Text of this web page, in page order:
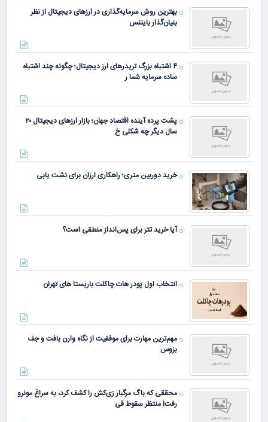
بهترین روش سرمایه‌گذاری در ارزهای دیجیتال از نظر
بنیان‌گذار بایننس
۴ اشتباه بزرگ تریدرهای ارز دیجیتال؛ چگونه چند اشتباه
ساده سرمایه شما ر
پشت پرده آینده اقتصاد جهان؛ بازار ارزهای دیجیتال ۲۰
سال دیگر چه شکلی خ
خرید دوربین متری؛ راهکاری ارزان برای نشت یابی
آیا خرید تتر برای پس‌انداز منطقی است؟
انتخاب اول پودر هات چاکلت باریستا های تهران
مهم‌ترین مهارت برای موفقیت از نگاه وارن بافت و جف
بزوس
محققی که باگ مرگبار زی‌کش را کشف کرد، به سراغ مونرو
رفت! منتظر سقوط قی